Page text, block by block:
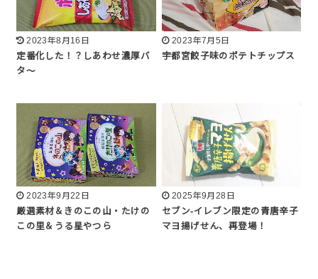
2023年8月16日
定番化した！？しあわせ濃厚バ
タ〜
2023年7月5日
宇都宮餃子味のポテトチップス
2023年9月22日
厳選素材＆きのこの山・たけの
この里＆うる星やつら
2025年9月28日
セブン-イレブン限定の青唐辛子
マヨ揚げせん、再登場！